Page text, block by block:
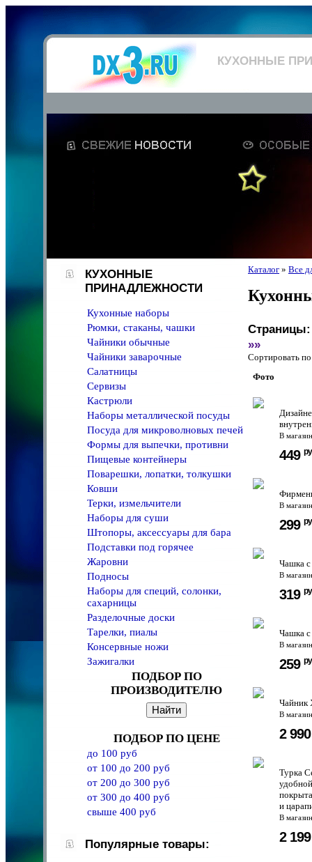
КУХОННЫЕ
КУХОННЫЕ
ПРИНАДЛЕЖНОСТИ
Кухонные наборы
Рюмки, стаканы, чашки
Чайники обычные
Чайники заварочные
Салатницы
Сервизы
Кастрюли
Наборы металлической посуды
Посуда для микроволновых печей
Формы для выпечки, противни
Пищевые контейнеры
Поварешки, лопатки, толкушки
Ковши
Терки, измельчители
Наборы для суши
Штопоры, аксессуары для бара
Подставки под горячее
Жаровни
Подносы
Наборы для специй, солонки,
сахарницы
Разделочные доски
Тарелки, пиалы
Консервные ножи
Зажигалки
ПОДБОР ПО
ПРОИЗВОДИТЕЛЮ
ПОДБОР ПО ЦЕНЕ
до 100 руб
от 100 до 200 руб
от 200 до 300 руб
от 300 до 400 руб
свыше 400 руб
Популярные товары:
Каталог » Все
Страницы:
»»
Сортировать
Фото
В
449
В
299
Чашка
В
319
Чашка с
В
259
Чайник
В
2
Турка
и
В
2